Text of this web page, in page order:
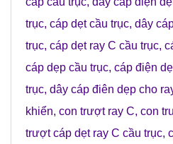
trục, cáp dẹt cầu trục, dây
trục, cáp dẹt ray C cầu trục,
cáp dẹp cầu trục, cáp điện
trục, dây cáp điên dẹp cho
khiển, con trượt ray C, con
trượt cáp dẹt ray C cầu trục,